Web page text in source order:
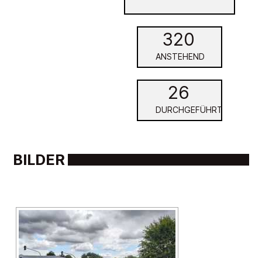
320
ANSTEHEND
26
DURCHGEFÜHRT
BILDER